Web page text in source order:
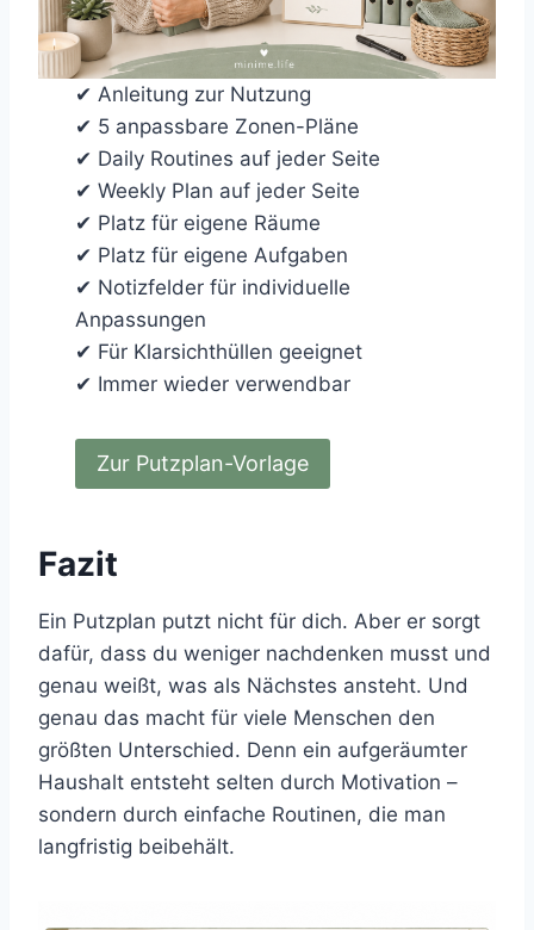
✔ Anleitung zur Nutzung
✔ 5 anpassbare Zonen-Pläne
✔ Daily Routines auf jeder Seite
✔ Weekly Plan auf jeder Seite
✔ Platz für eigene Räume
✔ Platz für eigene Aufgaben
✔ Notizfelder für individuelle
Anpassungen
✔ Für Klarsichthüllen geeignet
✔ Immer wieder verwendbar
Zur Putzplan-Vorlage
Fazit
Ein Putzplan putzt nicht für dich. Aber er sorgt
dafür, dass du weniger nachdenken musst und
genau weißt, was als Nächstes ansteht. Und
genau das macht für viele Menschen den
größten Unterschied. Denn ein aufgeräumter
Haushalt entsteht selten durch Motivation –
sondern durch einfache Routinen, die man
langfristig beibehält.